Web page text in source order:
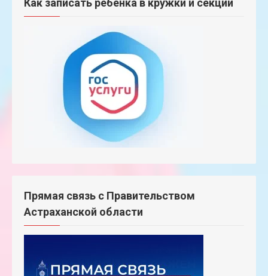
Как записать ребёнка в кружки и секции
Прямая связь с Правительством
Астраханской области